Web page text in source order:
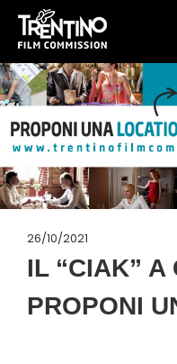
26/10/2021
IL “CIAK” A
PROPONI